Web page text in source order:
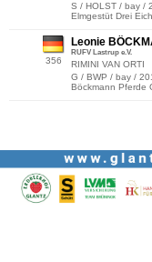
S / HOLST / bay /
Elmgestüt Drei
356
Leonie
RUFV Lastrup e.V.
RIMINI VAN ORTI
G / BWP / bay /
Böckmann Pferde